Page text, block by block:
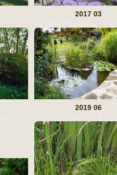
2017 03
2019 06